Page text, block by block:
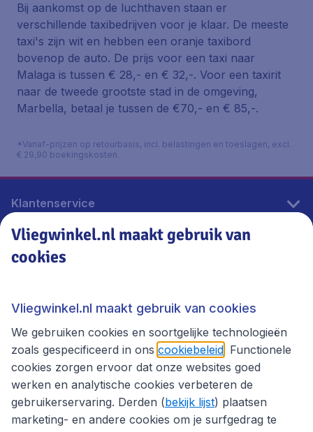
Bij aankomst op de luchthaven staan er
verschillende taxibedrijven voor je klaar. De meeste
taxi's zijn wit en hebben een oranje taxibord
bovenop de auto. De prijs voor een taxi naar
Malaga is tussen € 28,- en € 32,-. Voor een taxirit
naar de tweede grootste stad in de omgeving,
Marbella, betaal je tussen de €70,- en € 85,-.
*Vanaf-prijzen op retourbasis, incl. belastingen en toeslagen, excl.
€ 29,90 boekingskosten.
Klantenservice
Vliegwinkel.nl
Thema's
Vliegwinkel.nl maakt gebruik van
cookies
Vliegwinkel.nl maakt gebruik van cookies
We gebruiken cookies en soortgelijke technologieën
zoals gespecificeerd in ons cookiebeleid . Functionele
cookies zorgen ervoor dat onze websites goed
werken en analytische cookies verbeteren de
gebruikerservaring. Derden (bekijk lijst) plaatsen
marketing- en andere cookies om je surfgedrag te